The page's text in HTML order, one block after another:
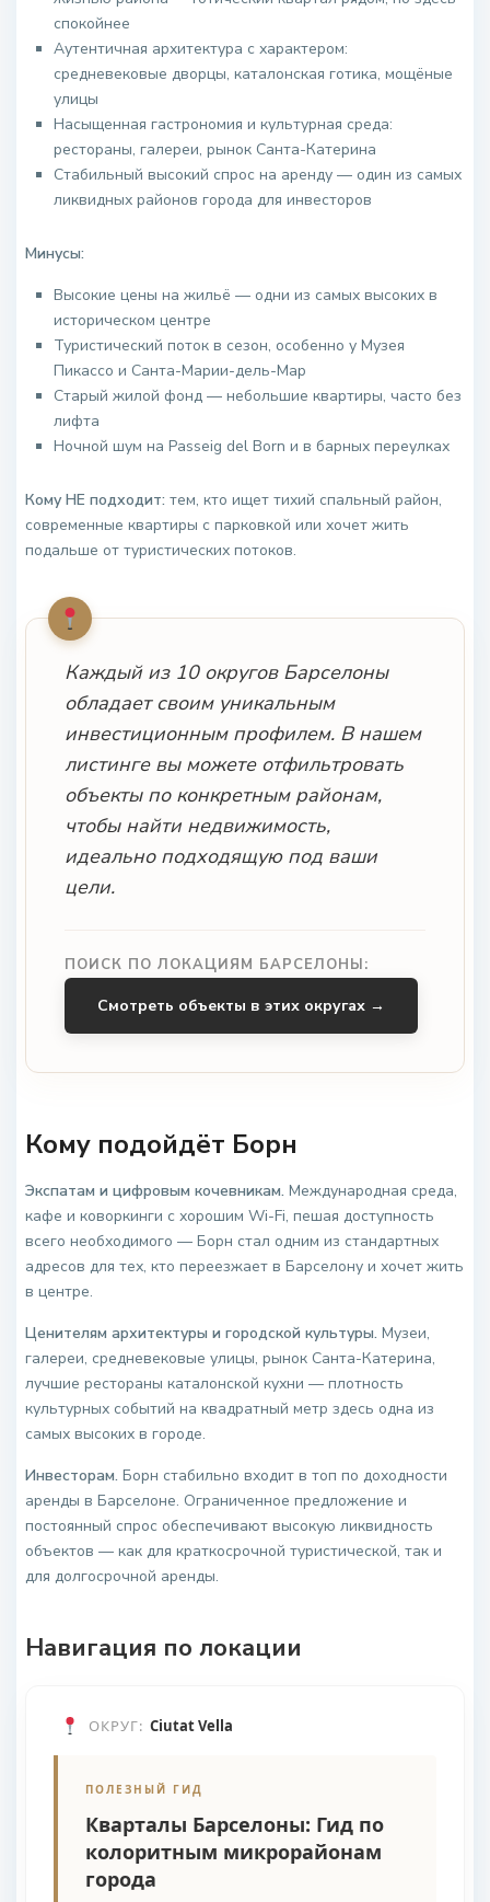
спокойнее
Аутентичная архитектура с характером:
средневековые дворцы, каталонская готика, мощёные
улицы
Насыщенная гастрономия и культурная среда:
рестораны, галереи, рынок Санта-Катерина
Стабильный высокий спрос на аренду — один из самых
ликвидных районов города для инвесторов
Минусы:
Высокие цены на жильё — одни из самых высоких в
историческом центре
Туристический поток в сезон, особенно у Музея
Пикассо и Санта-Марии-дель-Мар
Старый жилой фонд — небольшие квартиры, часто без
лифта
Ночной шум на Passeig del Born и в барных переулках
Кому НЕ подходит: тем, кто ищет тихий спальный район,
современные квартиры с парковкой или хочет жить
подальше от туристических потоков.
Каждый из 10 округов Барселоны
обладает своим уникальным
инвестиционным профилем. В нашем
листинге вы можете отфильтровать
объекты по конкретным районам,
чтобы найти недвижимость,
идеально подходящую под ваши
цели.
ПОИСК ПО ЛОКАЦИЯМ БАРСЕЛОНЫ:
Смотреть объекты в этих округах →
Кому подойдёт Борн
Экспатам и цифровым кочевникам. Международная среда,
кафе и коворкинги с хорошим Wi-Fi, пешая доступность
всего необходимого — Борн стал одним из стандартных
адресов для тех, кто переезжает в Барселону и хочет жить
в центре.
Ценителям архитектуры и городской культуры. Музеи,
галереи, средневековые улицы, рынок Санта-Катерина,
лучшие рестораны каталонской кухни — плотность
культурных событий на квадратный метр здесь одна из
самых высоких в городе.
Инвесторам. Борн стабильно входит в топ по доходности
аренды в Барселоне. Ограниченное предложение и
постоянный спрос обеспечивают высокую ликвидность
объектов — как для краткосрочной туристической, так и
для долгосрочной аренды.
Навигация по локации
ОКРУГ: Ciutat Vella
ПОЛЕЗНЫЙ ГИД
Кварталы Барселоны: Гид по
колоритным микрорайонам
города